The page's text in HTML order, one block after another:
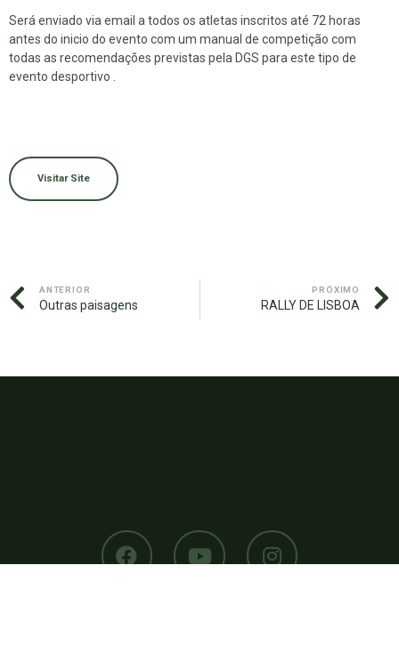
Será enviado via email a todos os atletas inscritos até 72 horas
antes do inicio do evento com um manual de competição com
todas as recomendações previstas pela DGS para este tipo de
evento desportivo .
Visitar Site
ANTERIOR
Outras paisagens
PRÓXIMO
RALLY DE LISBOA